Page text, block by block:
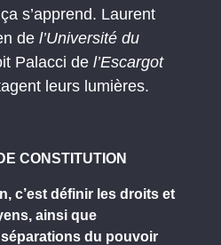
s’apprend. Laurent
de l’Université du
Palacci de l’Escargot
leurs lumières.
CONSTITUTION
c’est définir les droits et
ainsi que
séparations du pouvoir